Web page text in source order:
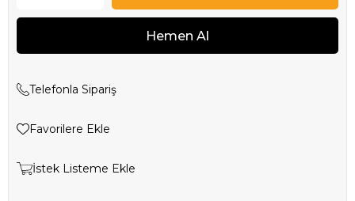
Telefonla Sipariş
Favorilere Ekle
İstek Listeme Ekle